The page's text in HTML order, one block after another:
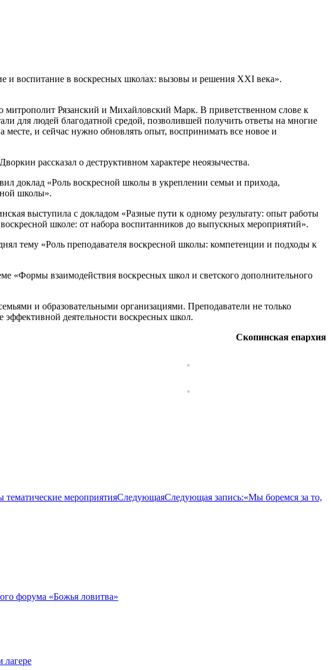
и воспитание в воскресных школах: вызовы и решения XXI века».
Рязанский и Михайловский Марк. В приветственном слове к
для людей благодатной средой, позволившей получить ответы на многие
и сейчас нужно обновлять опыт, воспринимать все новое и
рассказал о деструктивном характере неоязычества.
доклад «Роль воскресной школы в укреплении семьи и прихода,
школы».
выступила с докладом «Разные пути к одному результату: опыт работы
школе: от набора воспитанников до выпускных мероприятий».
тему «Роль преподавателя воскресной школы: компетенции и подходы к
«Формы взаимодействия воскресных школ и светского дополнительного
и образовательными организациями. Преподаватели не только
деятельности воскресных школ.
Скопинская епархия
мероприятияСледующаяСледующая запись:«Мы боремся за то,
форума «Божья ловитва»
лагере